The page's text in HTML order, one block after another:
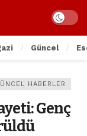
Güncel
HABERLER
Genç